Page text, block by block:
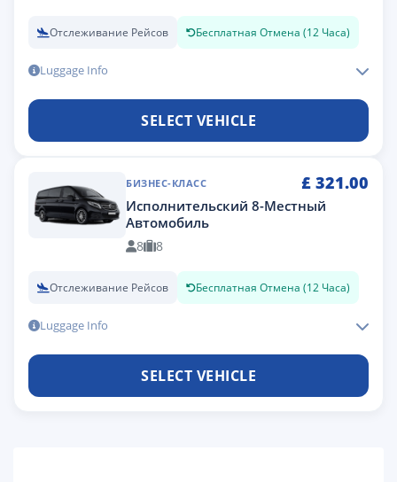
Отслеживание Рейсов Бесплатная Отмена (12 Часа)
Luggage Info
SELECT VEHICLE
БИЗНЕС-КЛАСС £ 321.00
Исполнительский 8-Местный
Автомобиль
8 8
Отслеживание Рейсов Бесплатная Отмена (12 Часа)
Luggage Info
SELECT VEHICLE